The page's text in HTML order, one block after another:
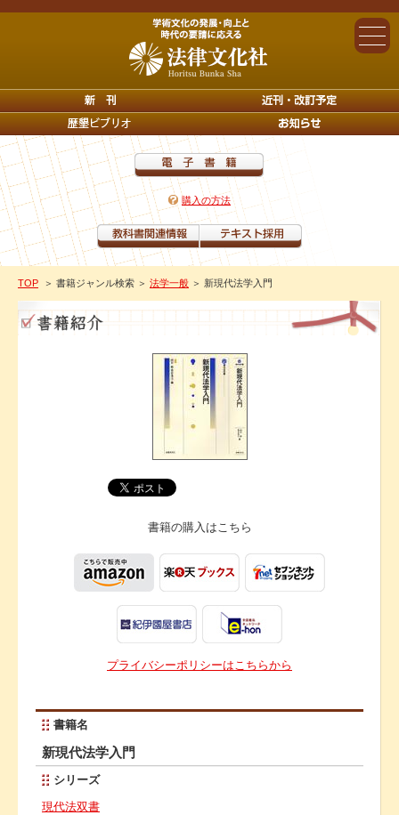
購入の方法
TOP ＞ 書籍ジャンル検索 ＞ 法学一般 ＞ 新現代法学入門
書籍の購入はこちら
プライバシーポリシーはこちらから
書籍名
新現代法学入門
シリーズ
現代法双書